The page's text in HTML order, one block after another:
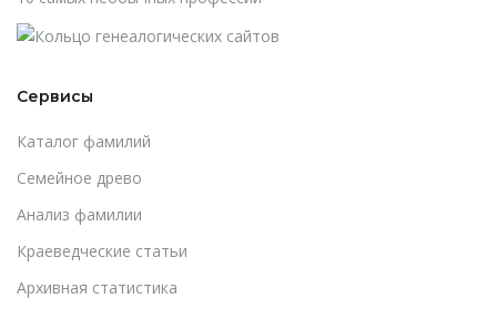
Сервисы
Каталог фамилий
Cемейное древо
Анализ фамилии
Краеведческие статьи
Архивная статистика